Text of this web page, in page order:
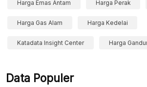
Harga Emas Antam Harga Perak
Harga Gas Alam Harga Kedelai
Katadata Insight Center Harga
Data Populer